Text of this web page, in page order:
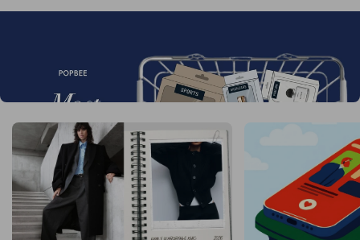
Most Hearted Awards 2026 結果揭曉！10
大時尚、美妝潮流代表誕生